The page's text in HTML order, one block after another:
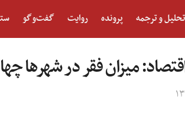
تحلیل و ترجمه پرونده روایت گفت‌و‎گو
میزان فقر در شهرها